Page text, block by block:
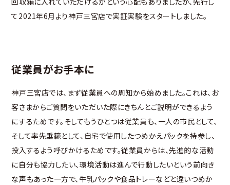
て2021年6月より神戸三宮店で実証実験をスタートしました。
従業員がお手本に
神戸三宮店では、まず従業員への周知から始めました。これは、お
客さまからご質問をいただいた際にきちんとご説明ができるよう
にするためです。そしてもうひとつは従業員も、一人の市民として、
そして率先垂範として、自宅で使用したつめかえパックを持参し、
投入するよう呼びかけるためです。従業員からは、先進的な活動
に自分も協力したい、環境活動は進んで行動したいという前向き
な声もあった一方で、牛乳パックや食品トレーなどと違いつめか